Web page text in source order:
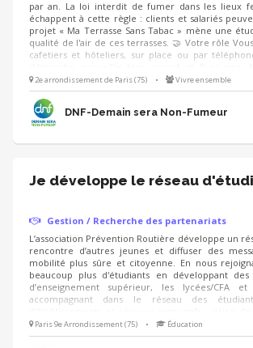
par an. La loi interdit de fumer dans les lieux
échappent à cette règle : clients et salariés
projet « Ma Terrasse Sans Tabac » mène une
qualité de l'air de ces terrasses. 🤝 Votre rôle
cafetiers et hôteliers, sur place ou par
ensuite la mesure.
2e arrondissement de Paris (75) • Vivre ensemble
DNF-Demain sera Non-Fumeur
Je développe le réseau
Gestion / Recherche des partenariats
L’association Prévention Routière développe un
rencontre d’autres jeunes et diffuser des
mobilité plus sûre et citoyenne. En nous
beaucoup plus d'étudiants en développant
d’enseignement supérieur, les lycées/CFA
accompagnant dans le réseau des
avec l'équipe de permanents - organisation
aide au montage d'actions
Paris 9e Arrondissement (75) • Éducation